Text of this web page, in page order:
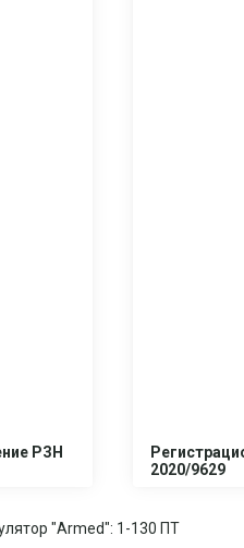
РЗН
2020/9629
"Armed": 1-130 ПТ